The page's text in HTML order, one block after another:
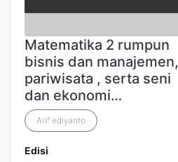
Matematika 2 rumpun
bisnis dan manajemen,
pariwisata , serta seni
dan ekonomi…
Arif ediyanto
Edisi